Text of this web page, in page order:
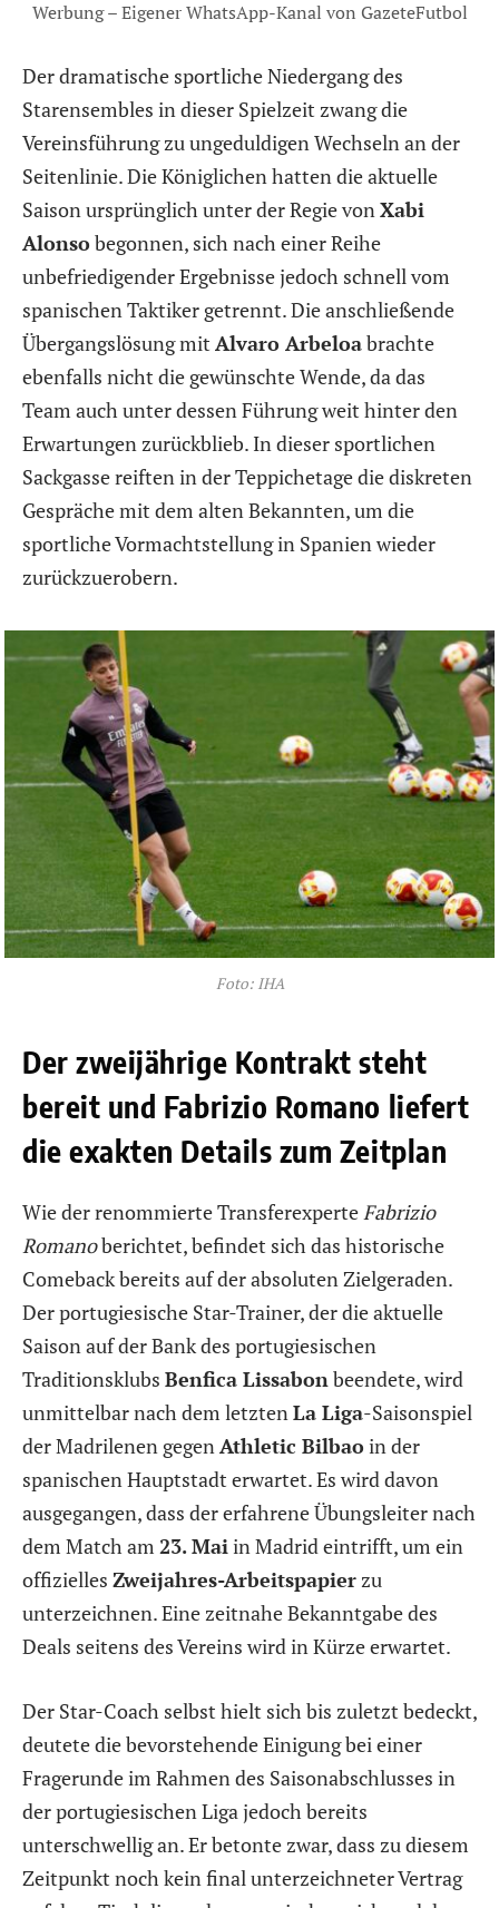
Werbung – Eigener WhatsApp-Kanal von GazeteFutbol
Der dramatische sportliche Niedergang des
Starensembles in dieser Spielzeit zwang die
Vereinsführung zu ungeduldigen Wechseln an der
Seitenlinie. Die Königlichen hatten die aktuelle
Saison ursprünglich unter der Regie von Xabi
Alonsobegonnen, sich nach einer Reihe
unbefriedigender Ergebnisse jedoch schnell vom
spanischen Taktiker getrennt. Die anschließende
Übergangslösung mit Alvaro Arbeloabrachte
ebenfalls nicht die gewünschte Wende, da das
Team auch unter dessen Führung weit hinter den
Erwartungen zurückblieb. In dieser sportlichen
Sackgasse reiften in der Teppichetage die diskreten
Gespräche mit dem alten Bekannten, um die
sportliche Vormachtstellung in Spanien wieder
zurückzuerobern.
Foto: IHA
Der zweijährige Kontrakt steht
bereit und Fabrizio Romano liefert
die exakten Details zum Zeitplan
Wie der renommierte TransferexperteFabrizio
Romanoberichtet, befindet sich das historische
Comeback bereits auf der absoluten Zielgeraden.
Der portugiesische Star-Trainer, der die aktuelle
Saison auf der Bank des portugiesischen
Traditionsklubs Benfica Lissabonbeendete, wird
unmittelbar nach dem letztenLa Liga-Saisonspiel
der Madrilenen gegenAthletic Bilbaoin der
spanischen Hauptstadt erwartet. Es wird davon
ausgegangen, dass der erfahrene Übungsleiter nach
dem Match am 23. Maiin Madrid eintrifft, um ein
offizielles Zweijahres-Arbeitspapierzu
unterzeichnen. Eine zeitnahe Bekanntgabe des
Deals seitens des Vereins wird in Kürze erwartet.
Der Star-Coach selbst hielt sich bis zuletzt bedeckt,
deutete die bevorstehende Einigung bei einer
Fragerunde im Rahmen des Saisonabschlusses in
der portugiesischen Liga jedoch bereits
unterschwellig an. Er betonte zwar, dass zu diesem
Zeitpunkt noch kein final unterzeichneter Vertrag